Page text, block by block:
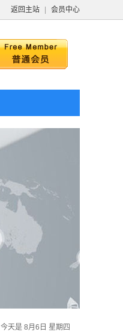
返回主站 会员中心
今天是 8月6日 星期四